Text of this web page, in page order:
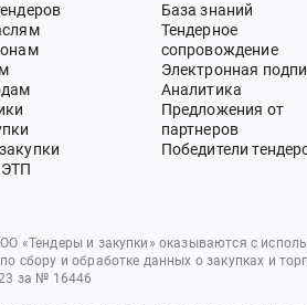
База знаний
Тендерное
сопровождение
Электронная
Аналитика
Предложения от
партнеров
Победители
«Тендеры и закупки» оказываются с
сбору и обработке данных о закупках и
за № 16446